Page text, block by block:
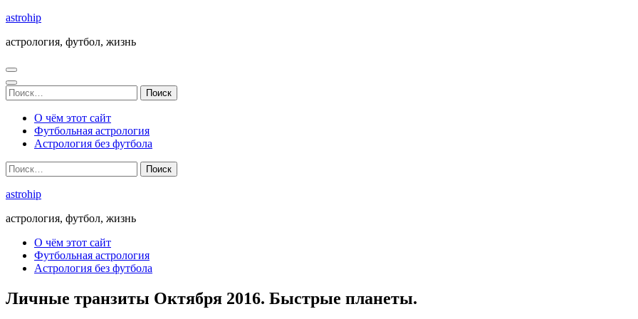
Перейти
содержимому
Enter)
astrohip
астрология, футбол, жизнь
Найти:
О чём этот сайт
Футбольная астрология
Астрология без футбола
Найти:
astrohip
астрология, футбол, жизнь
О чём этот сайт
Футбольная астрология
Астрология без футбола
Личные транзиты Октября 2016. Быстрые планеты.